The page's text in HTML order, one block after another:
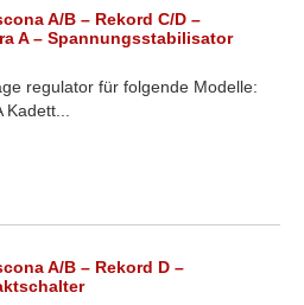
A/B – Rekord C/D –
A – Spannungsstabilisator
regulator für folgende Modelle:
A/B – Rekord D –